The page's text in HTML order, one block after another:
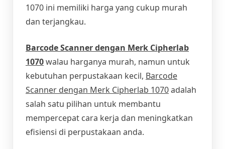
1070 ini memiliki harga yang cukup murah
dan terjangkau.
Barcode Scanner dengan Merk Cipherlab
1070walau harganya murah, namun untuk
kebutuhan perpustakaan kecil, Barcode
Scanner dengan Merk Cipherlab 1070adalah
salah satu pilihan untuk membantu
mempercepat cara kerja dan meningkatkan
efisiensi di perpustakaan anda.